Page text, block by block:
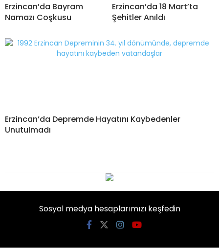
Erzincan’da Bayram
Namazı Coşkusu
Erzincan’da 18 Mart’ta
Şehitler Anıldı
Erzincan’da Depremde Hayatını Kaybedenler
Unutulmadı
Sosyal medya hesaplarımızı keşfedin